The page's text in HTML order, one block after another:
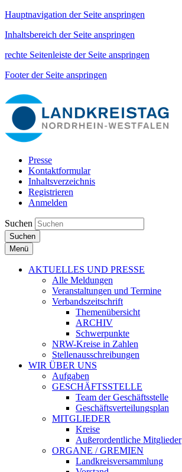
Hauptnavigation der Seite anspringen
Inhaltsbereich der Seite anspringen
rechte Seitenleiste der Seite anspringen
Footer der Seite anspringen
Presse
Kontaktformular
Inhaltsverzeichnis
Registrieren
Anmelden
Suchen
Suchen
Menü
AKTUELLES UND PRESSE
Alle Meldungen
Veranstaltungen und Termine
Verbandszeitschrift
Themenübersicht
ARCHIV
Schwerpunkte
NRW-Kreise in Zahlen
Stellenausschreibungen
WIR ÜBER UNS
Aufgaben
GESCHÄFTSSTELLE
Team der Geschäftsstelle
Geschäftsverteilungsplan
MITGLIEDER
Kreise
Außerordentliche Mitglieder
ORGANE / GREMIEN
Landkreisversammlung